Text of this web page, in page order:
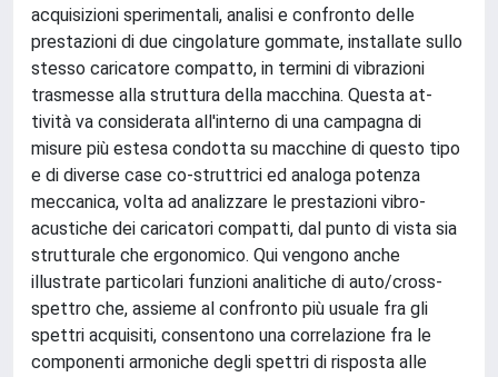
acquisizioni sperimentali, analisi e confronto delle
prestazioni di due cingolature gommate, installate sullo
stesso caricatore compatto, in termini di vibrazioni
trasmesse alla struttura della macchina. Questa at-
tività va considerata all'interno di una campagna di
misure più estesa condotta su macchine di questo tipo
e di diverse case co-struttrici ed analoga potenza
meccanica, volta ad analizzare le prestazioni vibro-
acustiche dei caricatori compatti, dal punto di vista sia
strutturale che ergonomico. Qui vengono anche
illustrate particolari funzioni analitiche di auto/cross-
spettro che, assieme al confronto più usuale fra gli
spettri acquisiti, consentono una correlazione fra le
componenti armoniche degli spettri di risposta alle